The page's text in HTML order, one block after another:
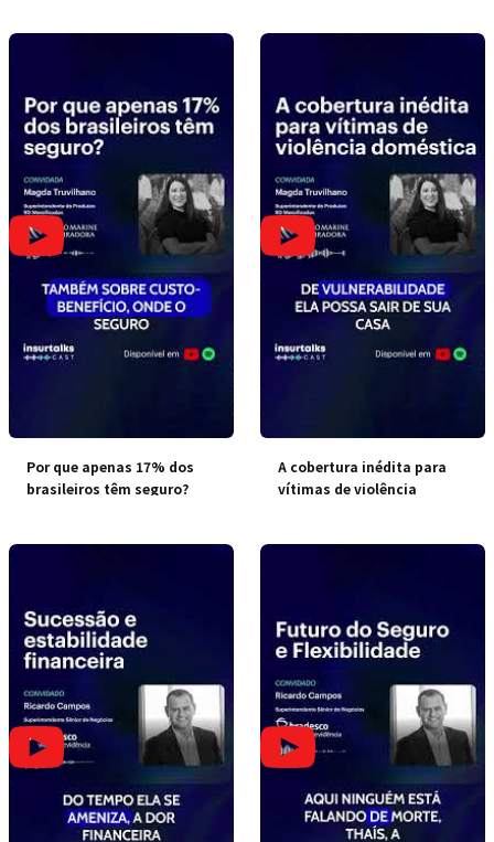
Por que apenas 17% dos
brasileiros têm seguro?
A cobertura inédita para
vítimas de violência